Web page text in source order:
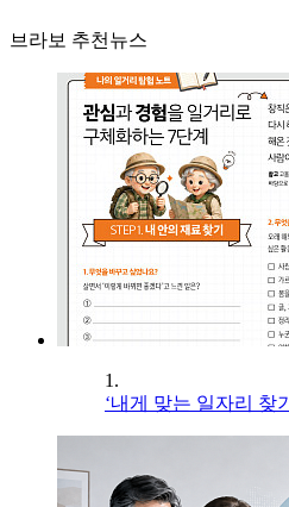
브라보 추천뉴스
1.
‘내게 맞는 일자리 찾